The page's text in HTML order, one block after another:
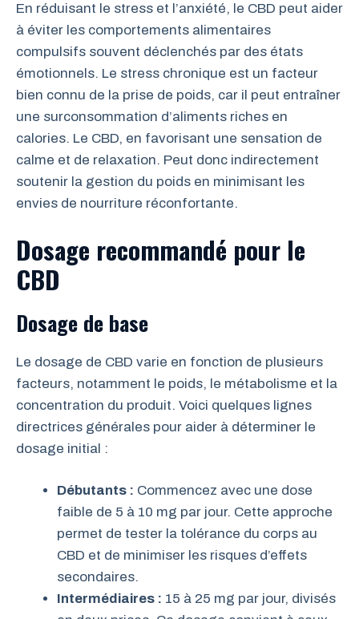
En réduisant le stress et l’anxiété, le CBD peut aider
à éviter les comportements alimentaires
compulsifs souvent déclenchés par des états
émotionnels. Le stress chronique est un facteur
bien connu de la prise de poids, car il peut entraîner
une surconsommation d’aliments riches en
calories. Le CBD, en favorisant une sensation de
calme et de relaxation. Peut donc indirectement
soutenir la gestion du poids en minimisant les
envies de nourriture réconfortante.
Dosage recommandé pour le
CBD
Dosage de base
Le dosage de CBD varie en fonction de plusieurs
facteurs, notamment le poids, le métabolisme et la
concentration du produit. Voici quelques lignes
directrices générales pour aider à déterminer le
dosage initial :
Débutants : Commencez avec une dose
faible de 5 à 10 mg par jour. Cette approche
permet de tester la tolérance du corps au
CBD et de minimiser les risques d’effets
secondaires.
Intermédiaires : 15 à 25 mg par jour, divisés